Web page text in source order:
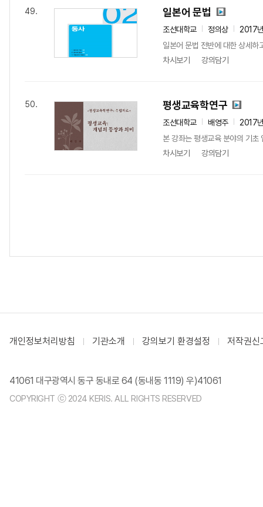
49. 일본어 문법
조선대학교 정의상
2017
일본어 문법 전반에 대한 상세
차시보기
강의담기
50. 평생교육학연구
조선대학교 배영주
2017
본 강좌는 평생교육 분야의 기초
차시보기
강의담기
개인정보처리방침 기관소개 강의보기 환경설정 저작권신
41061 대구광역시 동구 동내로 64 (동내동 1119) 우)41061
COPYRIGHT ⓒ 2024 KERIS. ALL RIGHTS RESERVED